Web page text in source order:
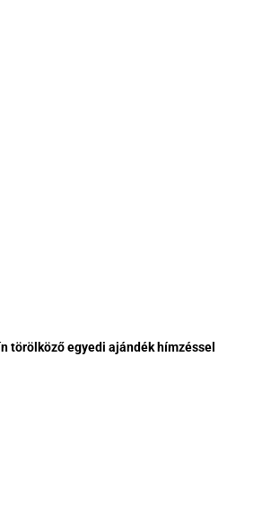
törölköző egyedi ajándék hímzéssel